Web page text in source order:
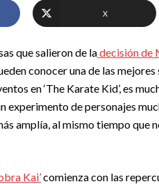
X
que salieron de ladecisión de
conocer una de las
en ‘The Karate Kid’, es
experimento de personajes
amplía, al mismo tiempo que
Kai’comienza con las